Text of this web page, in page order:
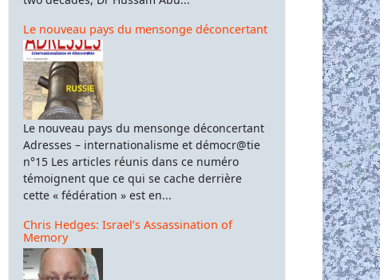
Le nouveau pays du mensonge déconcertant
Le nouveau pays du mensonge déconcertant
Adresses – internationalisme et démocr@tie
n°15 Les articles réunis dans ce numéro
témoignent que ce qui se cache derrière
cette « fédération » est en...
Chris Hedges: Israel’s Assassination of
Memory